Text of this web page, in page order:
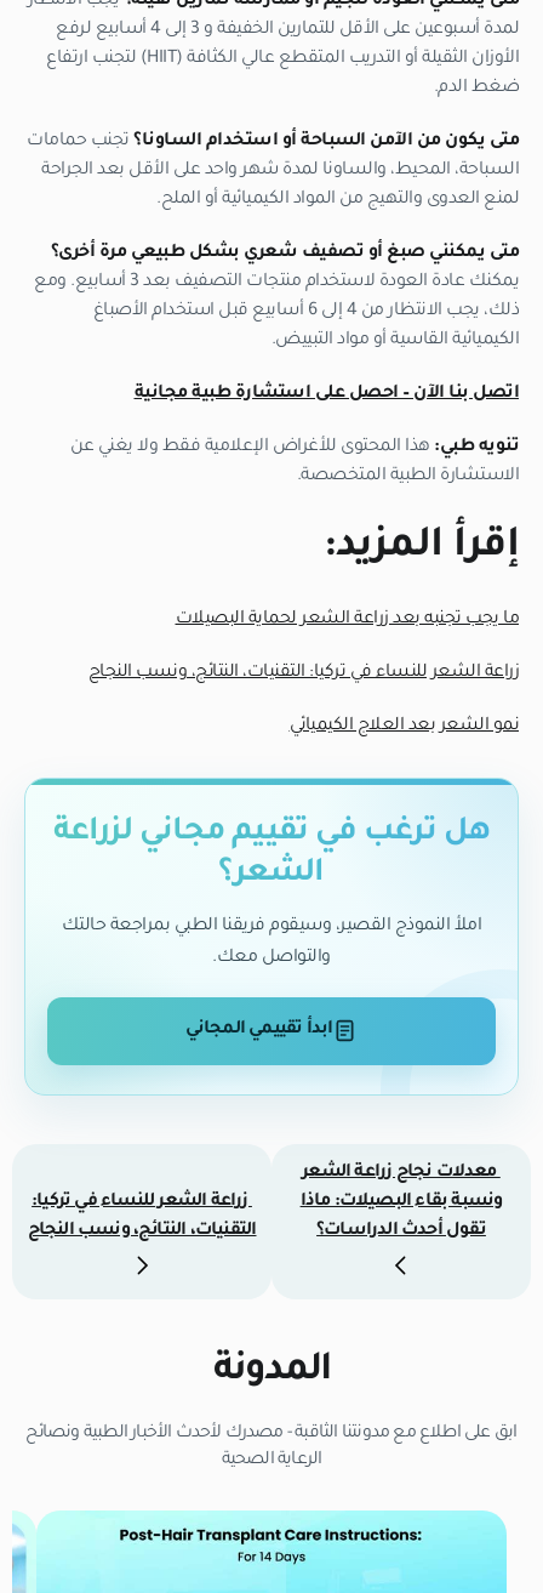
لمدة أسبوعين على الأقل للتمارين الخفيفة و 3 إلى 4 أسابيع لرفع
الأوزان الثقيلة أو التدريب المتقطع عالي الكثافة (HIIT) لتجنب ارتفاع
ضغط الدم.
متى يكون من الآمن السباحة أو استخدام الساونا؟ تجنب حمامات
السباحة، المحيط، والساونا لمدة شهر واحد على الأقل بعد الجراحة
لمنع العدوى والتهيج من المواد الكيميائية أو الملح.
متى يمكنني صبغ أو تصفيف شعري بشكل طبيعي مرة أخرى؟
يمكنك عادة العودة لاستخدام منتجات التصفيف بعد 3 أسابيع. ومع
ذلك، يجب الانتظار من 4 إلى 6 أسابيع قبل استخدام الأصباغ
الكيميائية القاسية أو مواد التبييض.
اتصل بنا الآن – احصل على استشارة طبية مجانية
تنويه طبي: هذا المحتوى للأغراض الإعلامية فقط ولا يغني عن
الاستشارة الطبية المتخصصة.
إقرأ المزيد:
ما يجب تجنبه بعد زراعة الشعر لحماية البصيلات
زراعة الشعر للنساء في تركيا: التقنيات، النتائج، ونسب النجاح
نمو الشعر بعد العلاج الكيميائي
هل ترغب في تقييم مجاني لزراعة
الشعر؟
املأ النموذج القصير، وسيقوم فريقنا الطبي بمراجعة حالتك
والتواصل معك.
ابدأ تقييمي المجاني
معدلات نجاح زراعة الشعر
ونسبة بقاء البصيلات: ماذا
تقول أحدث الدراسات؟
زراعة الشعر للنساء في تركيا:
التقنيات، النتائج، ونسب النجاح
المدونة
ابق على اطلاع مع مدونتنا الثاقبة - مصدرك لأحدث الأخبار الطبية ونصائح
الرعاية الصحية